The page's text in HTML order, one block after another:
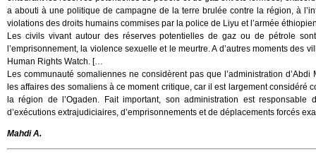
a abouti à une politique de campagne de la terre brulée contre la région, à
violations des droits humains commises par la police de Liyu et l’armée
Les civils vivant autour des réserves potentielles de gaz ou de pétrole
l’emprisonnement, la violence sexuelle et le meurtre. A d’autres moments
Human Rights Watch. […
Les communauté somaliennes ne considèrent pas que l’administration
les affaires des somaliens à ce moment critique, car il est largement
la région de l’Ogaden. Fait important, son administration est
d’exécutions extrajudiciaires, d’emprisonnements et de déplacements forcés
Mahdi A.